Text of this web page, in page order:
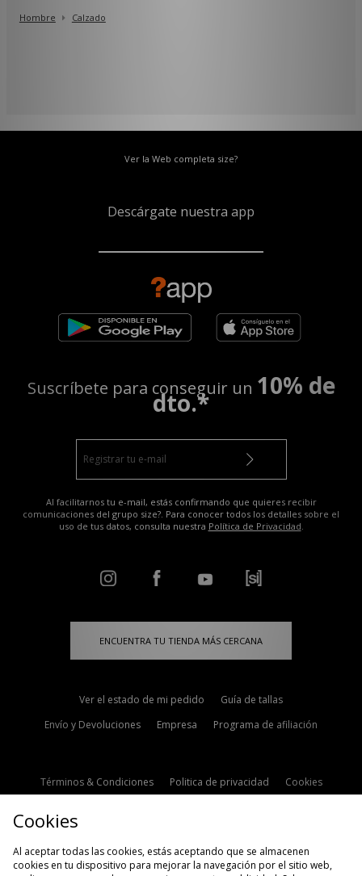
Hombre
Calzado
Ver la Web completa size?
Descárgate nuestra app
Suscríbete para conseguir un 10% de
dto.*
Al facilitarnos tu e-mail, estás confirmando que quieres recibir
comunicaciones del grupo size?. Para conocer todos los detalles sobre el
uso de tus datos, consulta nuestra Política de Privacidad
ENCUENTRA TU TIENDA MÁS CERCANA
Ver el estado de mi pedido
Guía de tallas
Envío y Devoluciones
Empresa Programa de afiliación
Términos & Condiciones Politica de privacidad
Cookies
Cookies
Al aceptar todas las cookies, estás aceptando que se almacenen
cookies en tu dispositivo para mejorar la navegación por el sitio web,